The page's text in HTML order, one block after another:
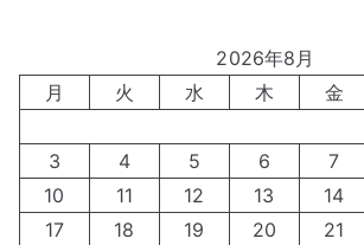
2026年8月
月
火 水 木 金
3
4 5 6 7
10
11 12 13 14
17
18 19 20 21